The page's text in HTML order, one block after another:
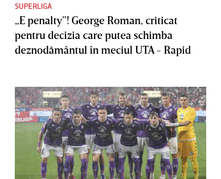
SUPERLIGA
„E penalty”! George Roman, criticat
pentru decizia care putea schimba
deznodământul în meciul UTA - Rapid